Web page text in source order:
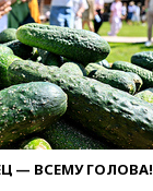
— ВСЕМУ ГОЛОВА!